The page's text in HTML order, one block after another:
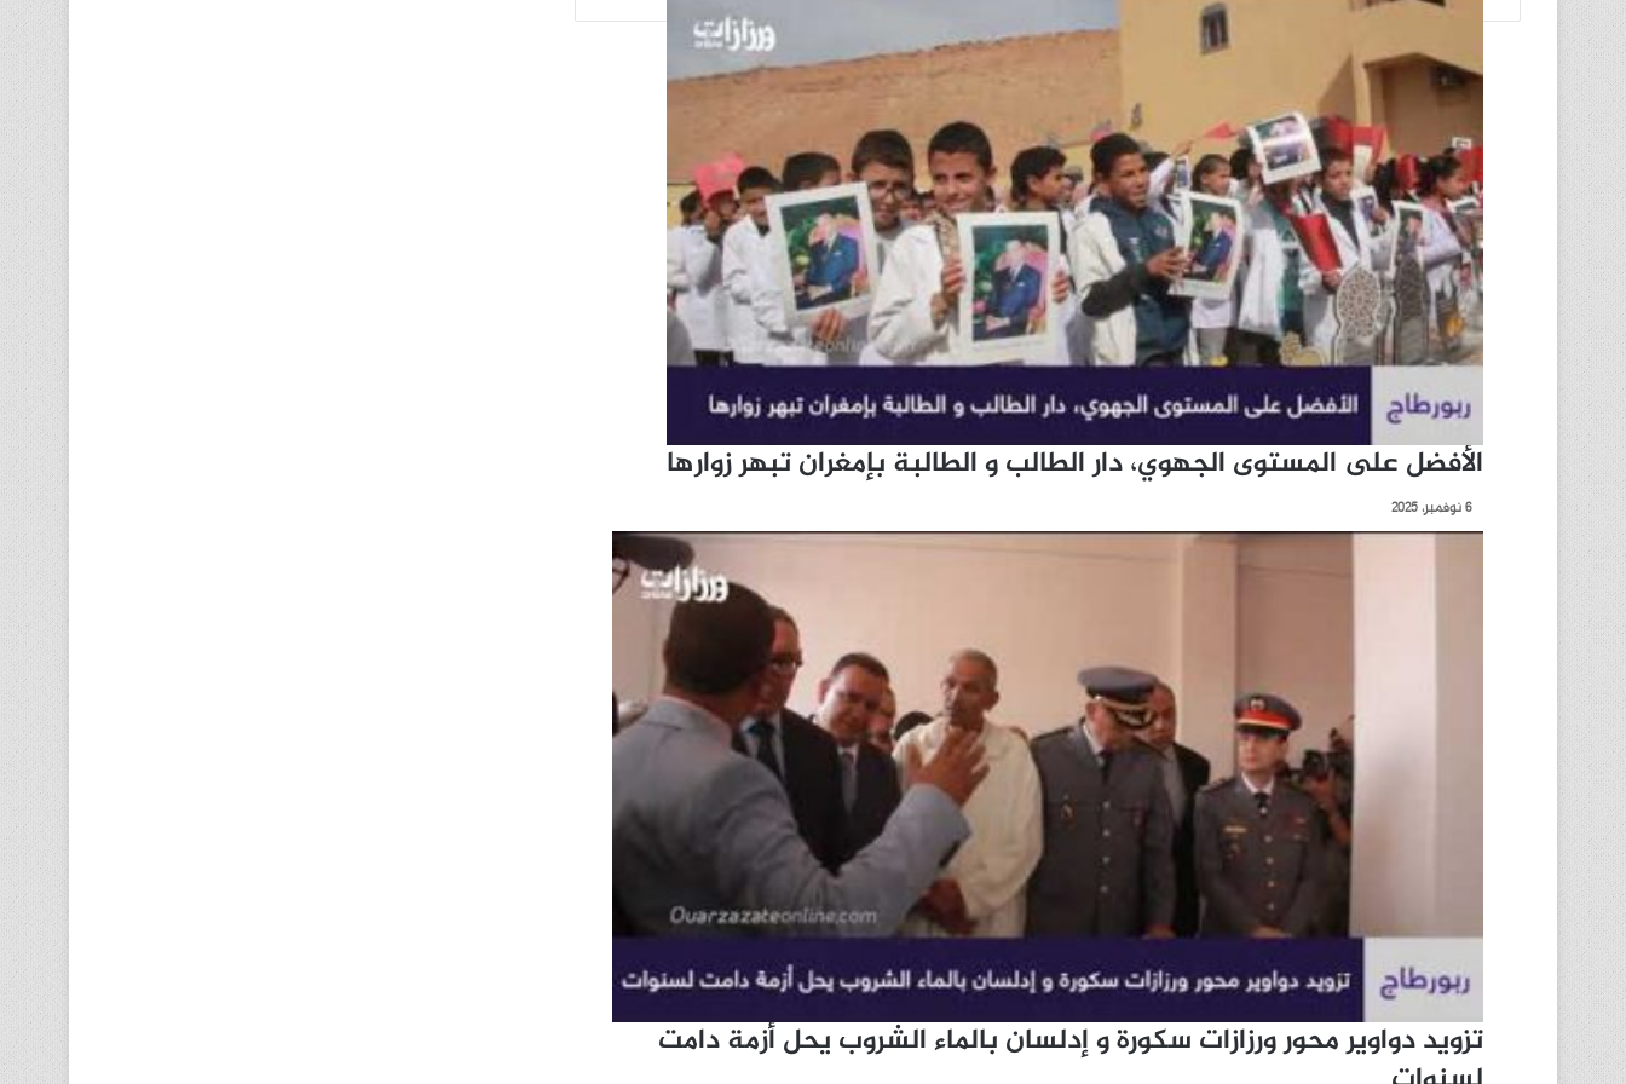
الأفضل على المستوى الجهوي، دار الطالب و الطالبة بإمغران تبهر زوارها
6 نوفمبر، 2025
تزويد دواوير محور ورزازات سكورة و إدلسان بالماء الشروب يحل أزمة دامت